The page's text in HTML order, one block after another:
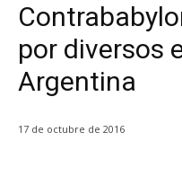
por diversos
Argentina
17 de octubre de 2016